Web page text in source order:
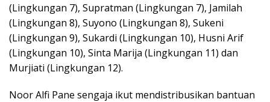
(Lingkungan 7), Supratman (Lingkungan 7), Jamilah
(Lingkungan 8), Suyono (Lingkungan 8), Sukeni
(Lingkungan 9), Sukardi (Lingkungan 10), Husni Arif
(Lingkungan 10), Sinta Marija (Lingkungan 11) dan
Murjiati (Lingkungan 12).
Noor Alfi Pane sengaja ikut mendistribusikan bantuan